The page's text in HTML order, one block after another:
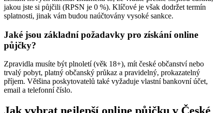
jakou jste si půjčili (RPSN je 0 %). Klíčové je však dodržet termín
splatnosti, jinak vám budou naúčtovány vysoké sankce.
Jaké jsou základní požadavky pro získání online
půjčky?
Zpravidla musíte být plnoletí (věk 18+), mít české občanství nebo
trvalý pobyt, platný občanský průkaz a pravidelný, prokazatelný
příjem. Většina poskytovatelů také vyžaduje vlastní bankovní účet,
email a telefonní číslo.